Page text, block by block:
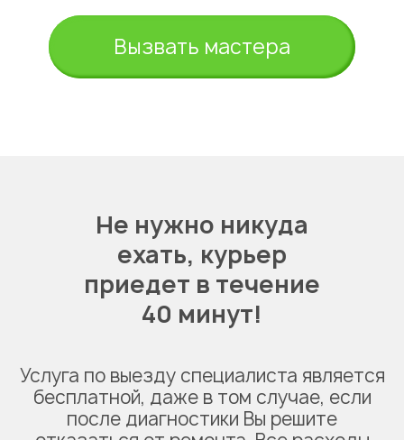
Вызвать мастера
Не нужно никуда
ехать, курьер
приедет в течение
40 минут!
Услуга по выезду специалиста является
бесплатной, даже в том случае, если
после диагностики Вы решите